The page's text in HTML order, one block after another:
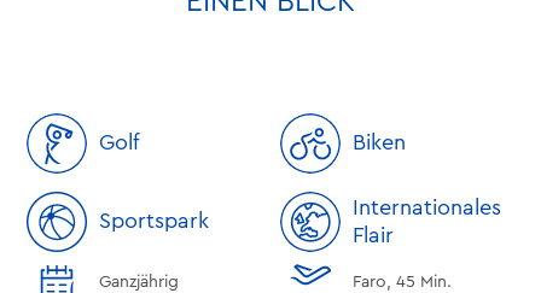
Golf Biken
Sportspark
Internationales
Flair
Ganzjährig Faro, 45 Min.